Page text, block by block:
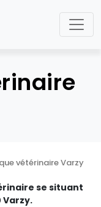
vétérinaire Varzy
se situant
Varzy.